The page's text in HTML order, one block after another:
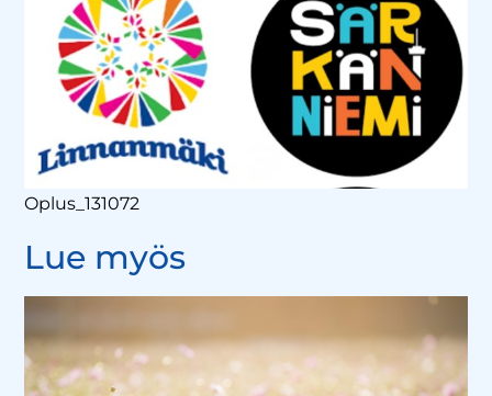
Oplus_131072
Lue myös